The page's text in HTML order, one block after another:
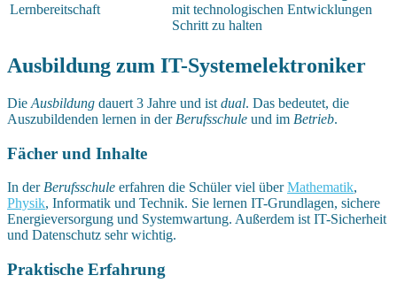
Lernbereitschaft
mit technologischen Entwicklungen
Schritt zu halten
Ausbildung zum IT-Systemelektroniker
Die Ausbildung dauert 3 Jahre und ist dual. Das bedeutet, die
Auszubildenden lernen in der Berufsschule und im Betrieb.
Fächer und Inhalte
In der Berufsschule erfahren die Schüler viel überMathematik,
Physik, Informatik und Technik. Sie lernen IT-Grundlagen, sichere
Energieversorgung und Systemwartung. Außerdem ist IT-Sicherheit
und Datenschutz sehr wichtig.
Praktische Erfahrung